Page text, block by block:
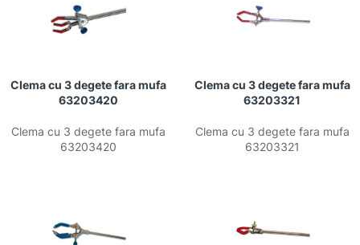
Clema cu 3 degete fara mufa
63203420
Clema cu 3 degete fara mufa
63203420
Clema cu 3 degete fara mufa
63203321
Clema cu 3 degete fara mufa
63203321